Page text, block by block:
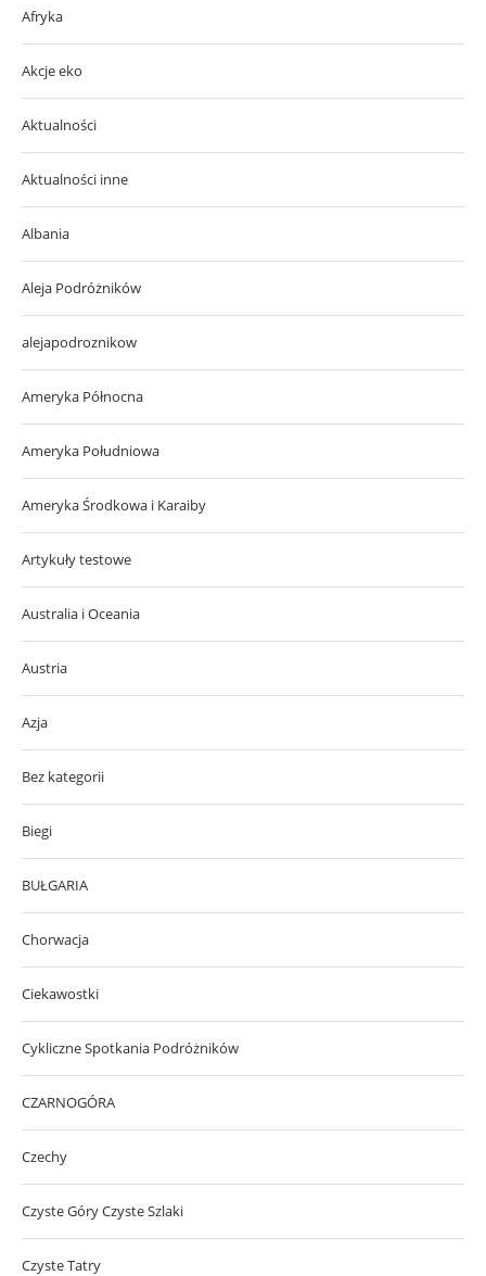
Afryka
Akcje eko
Aktualności
Aktualności inne
Albania
Aleja Podróżników
alejapodroznikow
Ameryka Północna
Ameryka Południowa
Ameryka Środkowa i Karaiby
Artykuły testowe
Australia i Oceania
Austria
Azja
Bez kategorii
Biegi
BUŁGARIA
Chorwacja
Ciekawostki
Cykliczne Spotkania Podróżników
CZARNOGÓRA
Czechy
Czyste Góry Czyste Szlaki
Czyste Tatry